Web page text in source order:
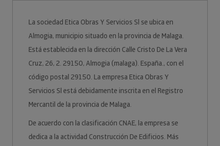
La sociedad Etica Obras Y Servicios Sl se ubica en
Almogia, municipio situado en la provincia de Malaga.
Está establecida en la dirección Calle Cristo De La Vera
Cruz, 26, 2. 29150, Almogia (malaga). España., con el
código postal 29150. La empresa Etica Obras Y
Servicios Sl está debidamente inscrita en el Registro
Mercantil de la provincia de Malaga.
De acuerdo con la clasificación CNAE, la empresa se
dedica a la actividad Construcción De Edificios. Más